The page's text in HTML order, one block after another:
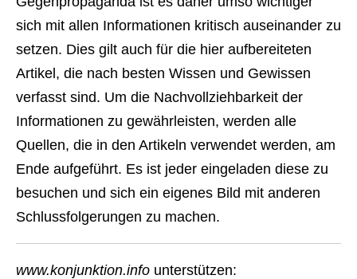
sich mit allen Informationen kritisch auseinander zu
setzen. Dies gilt auch für die hier aufbereiteten
Artikel, die nach besten Wissen und Gewissen
verfasst sind. Um die Nachvollziehbarkeit der
Informationen zu gewährleisten, werden alle
Quellen, die in den Artikeln verwendet werden, am
Ende aufgeführt. Es ist jeder eingeladen diese zu
besuchen und sich ein eigenes Bild mit anderen
Schlussfolgerungen zu machen.
www.konjunktion.info unterstützen: